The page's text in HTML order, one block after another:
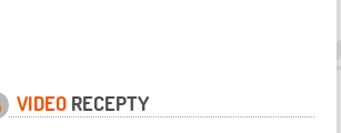
VIDEO RECEPTY